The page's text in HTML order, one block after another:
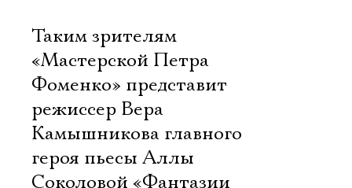
Таким зрителям
«Мастерской Петра
Фоменко» представит
режиссер Вера
Камышникова главного
героя пьесы Аллы
Соколовой «Фантазии